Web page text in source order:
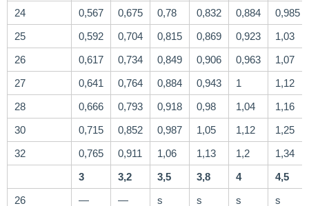
24
0,567 0,675 0,78 0,832 0,884
0,985
25
0,592 0,704 0,815 0,869 0,923
1,03
26
0,617 0,734 0,849 0,906 0,963
1,07
27
0,641 0,764 0,884 0,943 1
1,12
28
0,666 0,793 0,918 0,98 1,04
1,16
30
0,715 0,852 0,987 1,05 1,12
1,25
32
0,765 0,911 1,06 1,13 1,2
1,34
3
3,2 3,5 3,8 4
4,5
26
— — ѕ ѕ ѕ
ѕ